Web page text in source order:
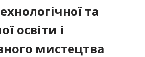
та
освіти і
мистецтва